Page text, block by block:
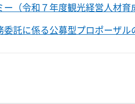
（令和７年度観光経営人材
託に係る公募型プロポーザル